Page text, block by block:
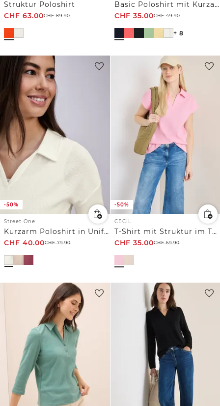
Struktur Poloshirt
CHF 63.00CHF89.90
Basic Poloshirt mit Kurzarm
CHF 35.00CHF49.90
+ 8
-50%
Street One
Kurzarm Poloshirt in Unifarbe
CHF 40.00CHF79.90
-50%
CECIL
T-Shirt mit Struktur im Two-Tone-Look
CHF 35.00CHF69.90